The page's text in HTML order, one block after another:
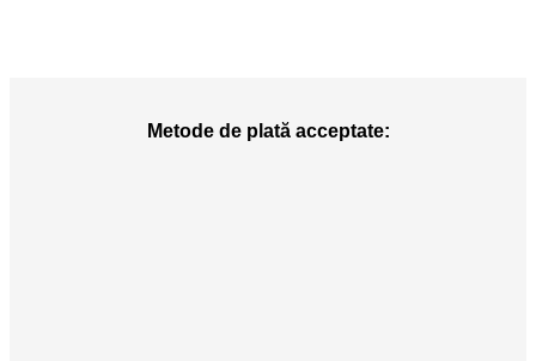
Metode de plată acceptate: